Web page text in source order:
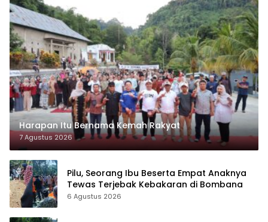
Harapan Itu Bernama Kemah Rakyat
7 Agustus 2026
Pilu, Seorang Ibu Beserta Empat Anaknya
Tewas Terjebak Kebakaran di Bombana
6 Agustus 2026